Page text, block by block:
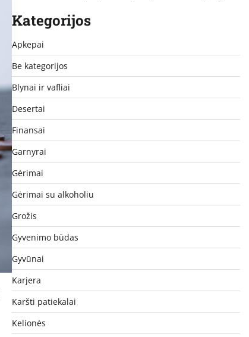
Kategorijos
Apkepai
Be kategorijos
Blynai ir vafliai
Desertai
Finansai
Garnyrai
Gėrimai
Gėrimai su alkoholiu
Grožis
Gyvenimo būdas
Gyvūnai
Karjera
Karšti patiekalai
Kelionės